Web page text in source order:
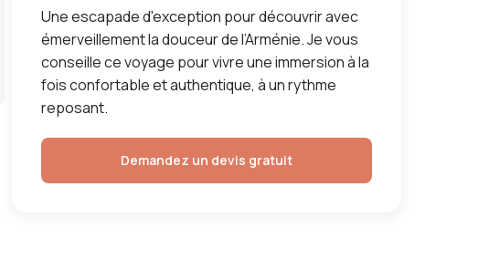
Une escapade d'exception pour découvrir avec
émerveillement la douceur de l’Arménie. Je vous
conseille ce voyage pour vivre une immersion à la
fois confortable et authentique, à un rythme
reposant.
Demandez un devis gratuit